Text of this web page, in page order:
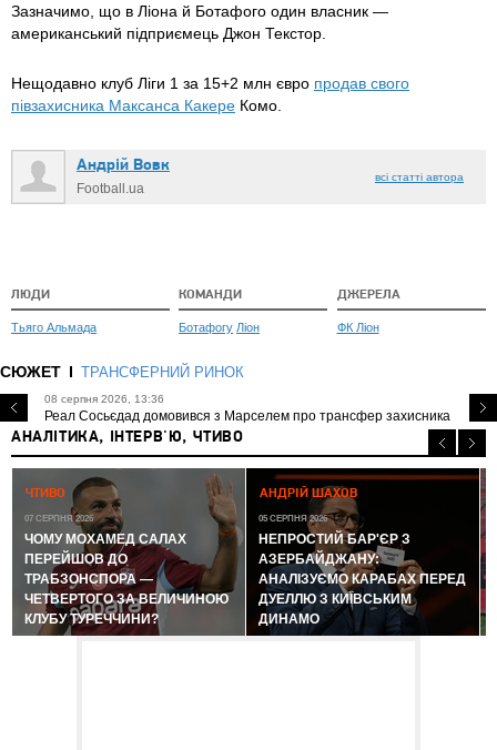
Зазначимо, що в Ліона й Ботафого один власник —
американський підприємець Джон Текстор.
Нещодавно клуб Ліги 1 за 15+2 млн євро продав свого
півзахисника Максанса Какере Комо.
Андрій Вовк
Football.ua
всі статті автора
ЛЮДИ
Тьяго Альмада
КОМАНДИ
Ботафогу Ліон
ДЖЕРЕЛА
ФК Ліон
СЮЖЕТ ТРАНСФЕРНИЙ РИНОК
08 серпня 2026, 13:36
Реал Сосьєдад домовився з Марселем про трансфер захисника
АНАЛІТИКА, ІНТЕРВ'Ю, ЧТИВО
ЧТИВО
07 СЕРПНЯ 2026
ЧОМУ МОХАМЕД САЛАХ
ПЕРЕЙШОВ ДО
ТРАБЗОНСПОРА —
ЧЕТВЕРТОГО ЗА ВЕЛИЧИНОЮ
КЛУБУ ТУРЕЧЧИНИ?
АНДРІЙ ШАХОВ
05 СЕРПНЯ 2026
НЕПРОСТИЙ БАР'ЄР З
АЗЕРБАЙДЖАНУ:
АНАЛІЗУЄМО КАРАБАХ ПЕРЕД
ДУЕЛЛЮ З КИЇВСЬКИМ
ДИНАМО